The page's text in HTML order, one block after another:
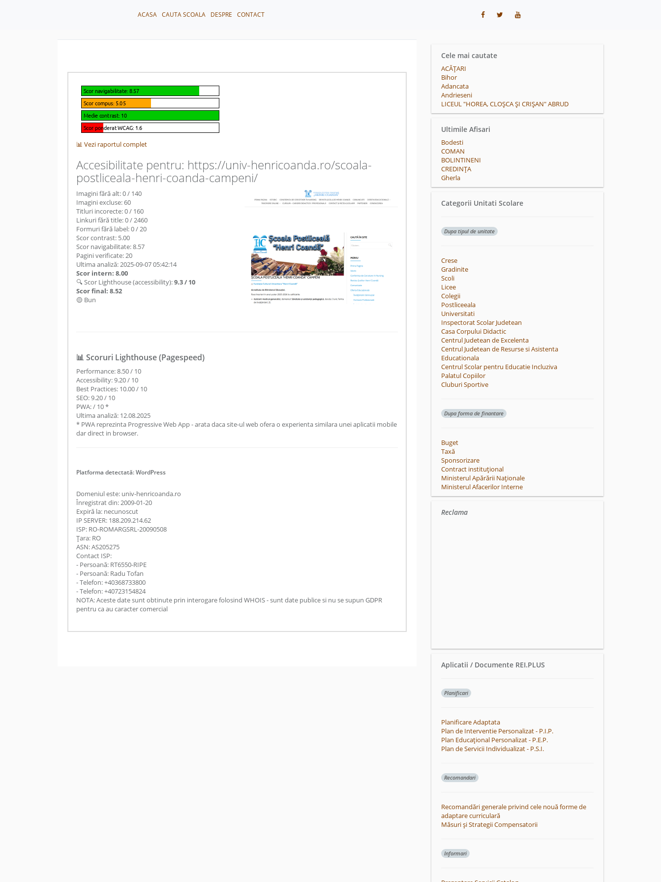
ACASA CAUTA SCOALA DESPRE CONTACT
📊 Vezi raportul complet
Accesibilitate pentru: https://univ-henricoanda.ro/scoala-
postliceala-henri-coanda-campeni/
Imagini fără alt: 0 / 140
Imagini excluse: 60
Titluri incorecte: 0 / 160
Linkuri fără title: 0 / 2460
Formuri fără label: 0 / 20
Scor contrast: 5.00
Scor navigabilitate: 8.57
Pagini verificate: 20
Ultima analiză: 2025-09-07 05:42:14
Scor intern: 8.00
🔍 Scor Lighthouse (accessibility):9.3 / 10
Scor final: 8.52
🟡 Bun
📊 Scoruri Lighthouse (Pagespeed)
Performance: 8.50 / 10
Accessibility: 9.20 / 10
Best Practices: 10.00 / 10
SEO: 9.20 / 10
PWA: / 10 *
Ultima analiză: 12.08.2025
* PWA reprezinta Progressive Web App - arata daca site-ul web ofera o experienta similara unei aplicatii mobile
dar direct in browser.
Platforma detectată: WordPress
Domeniul este: univ-henricoanda.ro
Înregistrat din: 2009-01-20
Expiră la: necunoscut
IP SERVER: 188.209.214.62
ISP: RO-ROMARGSRL-20090508
Țara: RO
ASN: AS205275
Contact ISP:
- Persoană: RT6550-RIPE
- Persoană: Radu Tofan
- Telefon: +40368733800
- Telefon: +40723154824
NOTA: Aceste date sunt obtinute prin interogare folosind WHOIS - sunt date publice si nu se supun GDPR
pentru ca au caracter comercial
Cele mai cautate
ACĂŢARI
Bihor
Adancata
Andrieseni
LICEUL "HOREA, CLOȘCA ȘI CRIȘAN" ABRUD
Ultimile Afisari
Bodesti
COMAN
BOLINTINENI
CREDINŢA
Gherla
Categorii Unitati Scolare
Dupa tipul de unitate
Crese
Gradinite
Scoli
Licee
Colegii
Postliceeala
Universitati
Inspectorat Scolar Judetean
Casa Corpului Didactic
Centrul Judetean de Excelenta
Centrul Judetean de Resurse si Asistenta
Educationala
Centrul Scolar pentru Educatie Incluziva
Palatul Copiilor
Cluburi Sportive
Dupa forma de finantare
Buget
Taxă
Sponsorizare
Contract instituțional
Ministerul Apărării Naționale
Ministerul Afacerilor Interne
Reclama
Aplicatii / Documente REI.PLUS
Planificari
Planificare Adaptata
Plan de Interventie Personalizat - P.I.P.
Plan Educațional Personalizat - P.E.P.
Plan de Servicii Individualizat - P.S.I.
Recomandari
Recomandări generale privind cele nouă forme de
adaptare curriculară
Măsuri și Strategii Compensatorii
Informari